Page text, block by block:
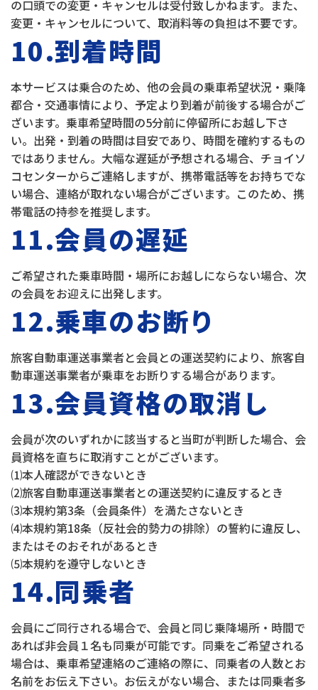
の口頭での変更・キャンセルは受付致しかねます。また、
変更・キャンセルについて、取消料等の負担は不要です。
10.到着時間
本サービスは乗合のため、他の会員の乗車希望状況・乗降
都合・交通事情により、予定より到着が前後する場合がご
ざいます。乗車希望時間の5分前に停留所にお越し下さ
い。出発・到着の時間は目安であり、時間を確約するもの
ではありません。大幅な遅延が予想される場合、チョイソ
コセンターからご連絡しますが、携帯電話等をお持ちでな
い場合、連絡が取れない場合がございます。このため、携
帯電話の持参を推奨します。
11.会員の遅延
ご希望された乗車時間・場所にお越しにならない場合、次
の会員をお迎えに出発します。
12.乗車のお断り
旅客自動車運送事業者と会員との運送契約により、旅客自
動車運送事業者が乗車をお断りする場合があります。
13.会員資格の取消し
会員が次のいずれかに該当すると当町が判断した場合、会
員資格を直ちに取消すことがございます。
⑴本人確認ができないとき
⑵旅客自動車運送事業者との運送契約に違反するとき
⑶本規約第3条（会員条件）を満たさないとき
⑷本規約第18条（反社会的勢力の排除）の誓約に違反し、
またはそのおそれがあるとき
⑸本規約を遵守しないとき
14.同乗者
会員にご同行される場合で、会員と同じ乗降場所・時間で
あれば非会員１名も同乗が可能です。同乗をご希望される
場合は、乗車希望連絡のご連絡の際に、同乗者の人数とお
名前をお伝え下さい。お伝えがない場合、または同乗者多